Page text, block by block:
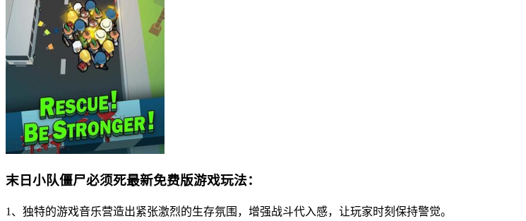
末日小队僵尸必须死最新免费版游戏玩法：
1、独特的游戏音乐营造出紧张激烈的生存氛围，增强战斗代入感，让玩家时刻保持警觉。